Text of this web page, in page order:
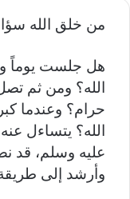
من خلق الله
هل جلست يوماً
الله؟ ومن ثم
حرام؟ وعندما
الله؟ يتساءل
عليه وسلم، قد
وأرشد إلى